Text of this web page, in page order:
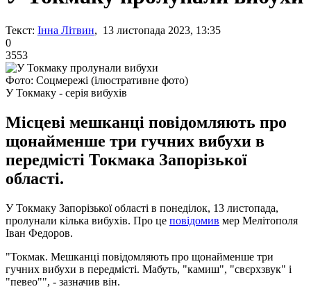
Текст: Інна Літвин, 13 листопада 2023, 13:35
0
3553
Фото: Соцмережі (ілюстративне фото)
У Токмаку - серія вибухів
Місцеві мешканці повідомляють про
щонайменше три гучних вибухи в
передмісті Токмака Запорізької
області.
У Токмаку Запорізької області в понеділок, 13 листопада,
пролунали кілька вибухів. Про це повідомив мер Мелітополя
Іван Федоров.
"Токмак. Мешканці повідомляють про щонайменше три
гучних вибухи в передмісті. Мабуть, "камиш", "свєрхзвук" і
"певео"", - зазначив він.